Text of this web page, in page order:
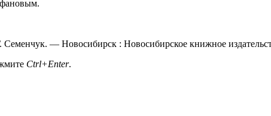
Семенчук. — Новосибирск : Новосибирское книжное
Ctrl+Enter.